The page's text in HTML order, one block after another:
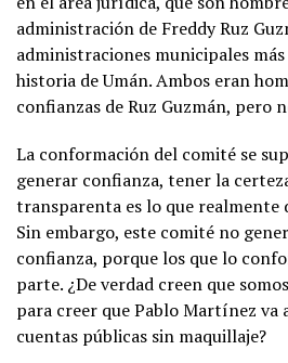
administración de Freddy Ruz
administraciones municipales
historia de Umán. Ambos eran
confianzas de Ruz Guzmán, pero
La conformación del comité se
generar confianza, tener la
transparenta es lo que realmente
Sin embargo, este comité no
confianza, porque los que lo
parte. ¿De verdad creen que
para creer que Pablo Martínez va
cuentas públicas sin maquillaje?